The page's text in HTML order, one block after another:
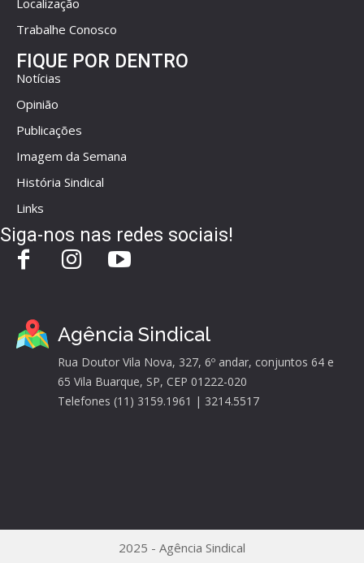
Trabalhe Conosco
FIQUE POR DENTRO
Notícias
Opinião
Publicações
Imagem da Semana
História Sindical
Links
Siga-nos nas redes sociais!
Agência Sindical
Rua Doutor Vila Nova, 327, 6º andar, conjuntos 64 e
65 Vila Buarque, SP, CEP 01222-020
Telefones (11) 3159.1961 | 3214.5517
2025 - Agência Sindical